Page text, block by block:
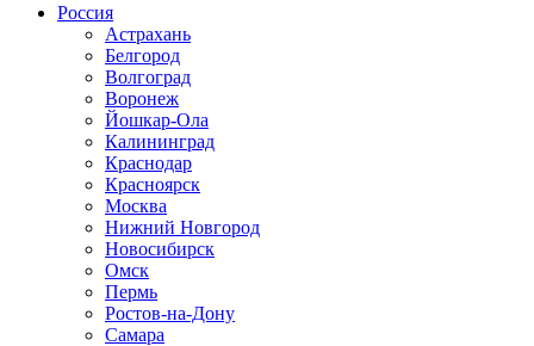
Россия
Астрахань
Белгород
Волгоград
Воронеж
Йошкар-Ола
Калининград
Краснодар
Красноярск
Москва
Нижний Новгород
Новосибирск
Омск
Пермь
Ростов-на-Дону
Самара